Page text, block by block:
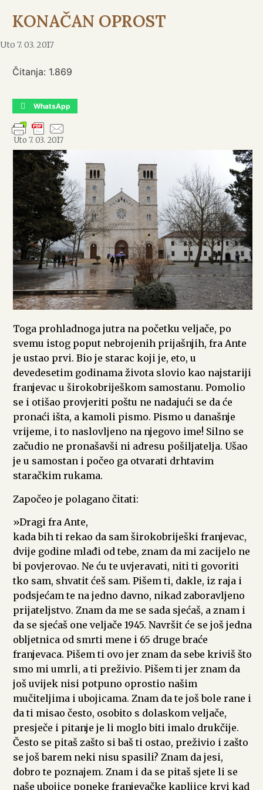
KONAČAN OPROST
Uto 7. 03. 2017
Čitanja: 1.869
WhatsApp
Uto 7. 03. 2017
Toga prohladnoga jutra na početku veljače, po
svemu istog poput nebrojenih prijašnjih, fra Ante
je ustao prvi. Bio je starac koji je, eto, u
devedesetim godinama života slovio kao najstariji
franjevac u širokobriješkom samostanu. Pomolio
se i otišao provjeriti poštu ne nadajući se da će
pronaći išta, a kamoli pismo. Pismo u današnje
vrijeme, i to naslovljeno na njegovo ime! Silno se
začudio ne pronašavši ni adresu pošiljatelja. Ušao
je u samostan i počeo ga otvarati drhtavim
staračkim rukama.
Započeo je polagano čitati:
»Dragi fra Ante,
kada bih ti rekao da sam širokobriješki franjevac,
dvije godine mlađi od tebe, znam da mi zacijelo ne
bi povjerovao. Ne ću te uvjeravati, niti ti govoriti
tko sam, shvatit ćeš sam. Pišem ti, dakle, iz raja i
podsjećam te na jedno davno, nikad zaboravljeno
prijateljstvo. Znam da me se sada sjećaš, a znam i
da se sjećaš one veljače 1945. Navršit će se još jedna
obljetnica od smrti mene i 65 druge braće
franjevaca. Pišem ti ovo jer znam da sebe kriviš što
smo mi umrli, a ti preživio. Pišem ti jer znam da
još uvijek nisi potpuno oprostio našim
mučiteljima i ubojicama. Znam da te još bole rane i
da ti misao često, osobito s dolaskom veljače,
presječe i pitanje je li moglo biti imalo drukčije.
Često se pitaš zašto si baš ti ostao, preživio i zašto
se još barem neki nisu spasili? Znam da jesi,
dobro te poznajem. Znam i da se pitaš sjete li se
naše ubojice poneke franjevačke kapljice krvi kad